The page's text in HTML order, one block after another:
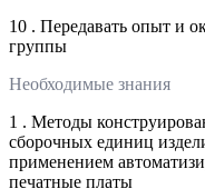
10 . Передавать опыт и
группы
Необходимые знания
1 . Методы
сборочных единиц
применением
печатные платы